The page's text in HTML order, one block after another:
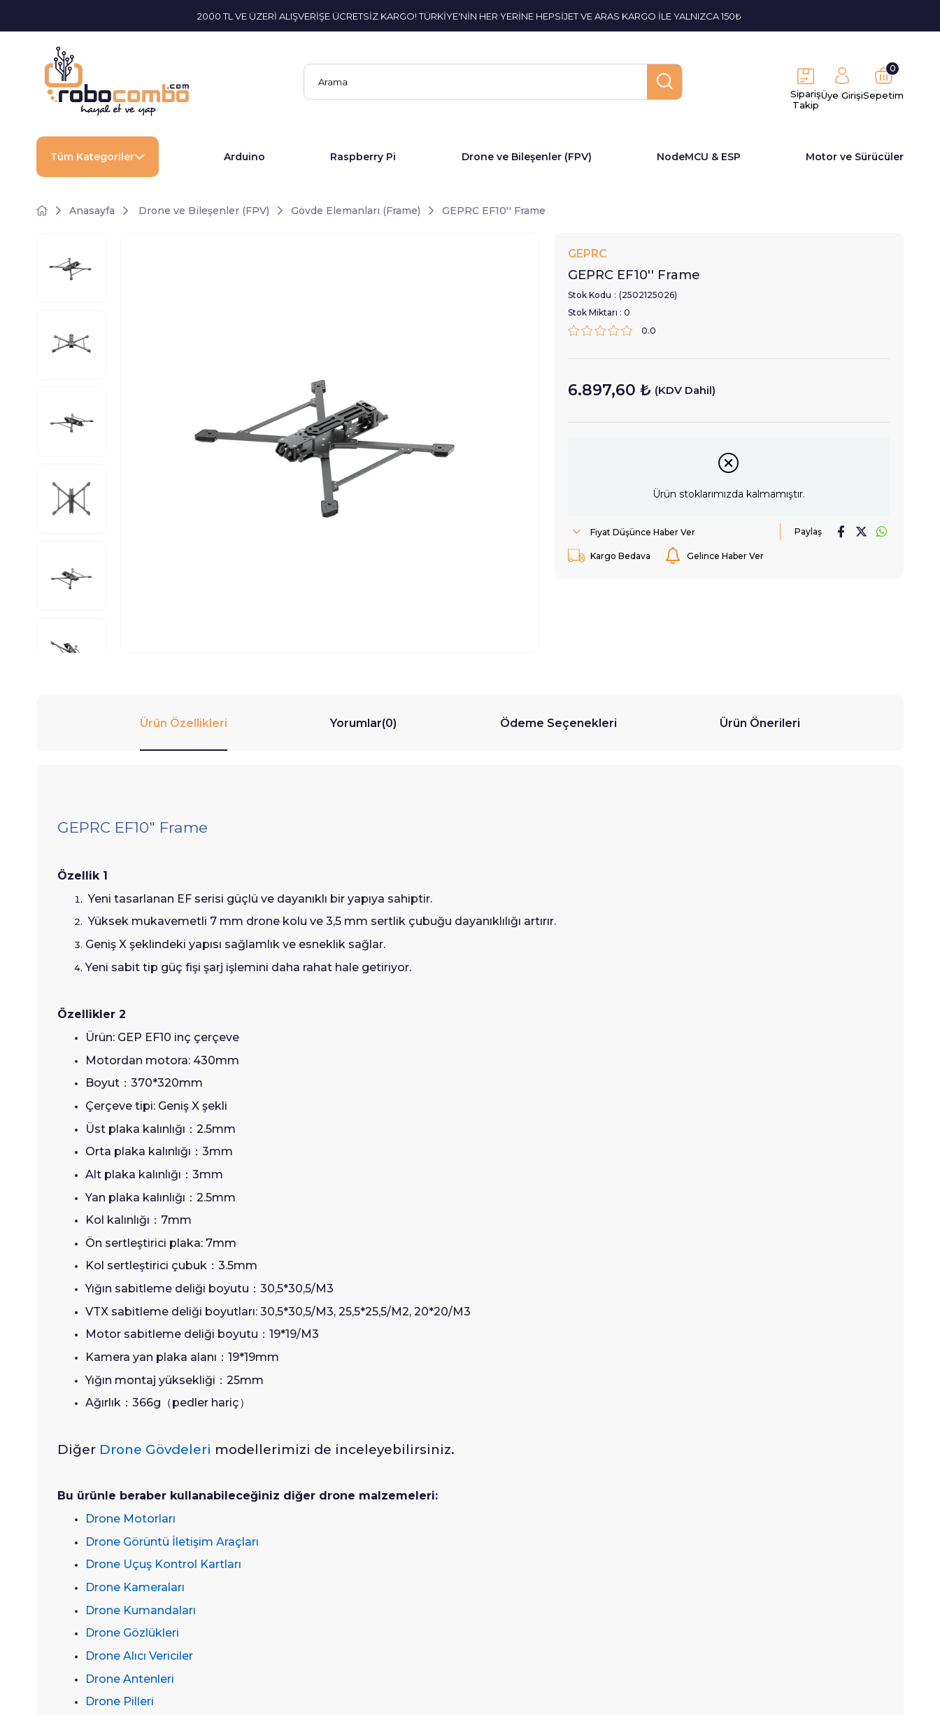
2000 TL VE ÜZERİ ALIŞVERİŞE ÜCRETSİZ KARGO! TÜRKİYE'NİN HER YERİNE HEPSİJET VE ARAS KARGO İLE YALNIZCA 150₺
Sipariş
Takip
Üye GirişiSepetim
0
Tüm Kategoriler Arduino Raspberry Pi Drone ve Bileşenler (FPV) NodeMCU & ESP Motor ve Sürücüler
Anasayfa Drone ve Bileşenler (FPV) Gövde Elemanları (Frame) GEPRC EF10'' Frame
GEPRC
GEPRC EF10'' Frame
Stok Kodu
(2502125026)
Stok Miktarı : 0
0.0
6.897,60 ₺ (KDV Dahil)
Ürün stoklarımızda kalmamıştır.
Fiyat Düşünce Haber Ver
Kargo Bedava Gelince Haber Ver
Paylaş
Ürün Özellikleri Yorumlar(0) Ödeme Seçenekleri Ürün Önerileri
GEPRC EF10" Frame
Özellik 1
Yeni tasarlanan EF serisi güçlü ve dayanıklı bir yapıya sahiptir.
Yüksek mukavemetli 7 mm drone kolu ve 3,5 mm sertlik çubuğu dayanıklılığı artırır.
Geniş X şeklindeki yapısı sağlamlık ve esneklik sağlar.
Yeni sabit tip güç fişi şarj işlemini daha rahat hale getiriyor.
Özellikler 2
Ürün: GEP EF10 inç çerçeve
Motordan motora: 430mm
Boyut ： 370*320mm
Çerçeve tipi: Geniş X şekli
Üst plaka kalınlığı ： 2.5mm
Orta plaka kalınlığı ： 3mm
Alt plaka kalınlığı ： 3mm
Yan plaka kalınlığı ： 2.5mm
Kol kalınlığı ： 7mm
Ön sertleştirici plaka: 7mm
Kol sertleştirici çubuk ： 3.5mm
Yığın sabitleme deliği boyutu ： 30,5*30,5/M3
VTX sabitleme deliği boyutları: 30,5*30,5/M3, 25,5*25,5/M2, 20*20/M3
Motor sabitleme deliği boyutu ： 19*19/M3
Kamera yan plaka alanı ： 19*19mm
Yığın montaj yüksekliği ： 25mm
Ağırlık ： 366g （pedler hariç）
Diğer Drone Gövdeleri modellerimizi de inceleyebilirsiniz.
Bu ürünle beraber kullanabileceğiniz diğer drone malzemeleri:
Drone Motorları
Drone Görüntü İletişim Araçları
Drone Uçuş Kontrol Kartları
Drone Kameraları
Drone Kumandaları
Drone Gözlükleri
Drone Alıcı Vericiler
Drone Antenleri
Drone Pilleri